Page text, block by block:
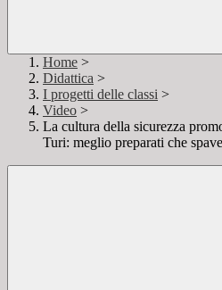
Home >
Didattica >
I progetti delle classi >
Video >
La cultura della sicurezza
Turi: meglio preparati che